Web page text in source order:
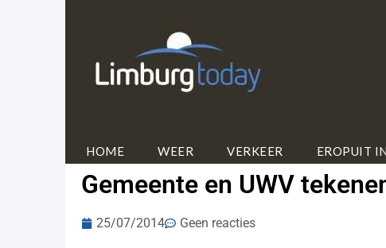
HOME WEER VERKEER EROPUIT
Gemeente en UWV
25/07/2014 Geen reacties